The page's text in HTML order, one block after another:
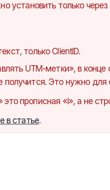
установить только через
только ClientID.
UTM-метки», в
получится. Это нужно для
это прописная «i», а не
в статье.